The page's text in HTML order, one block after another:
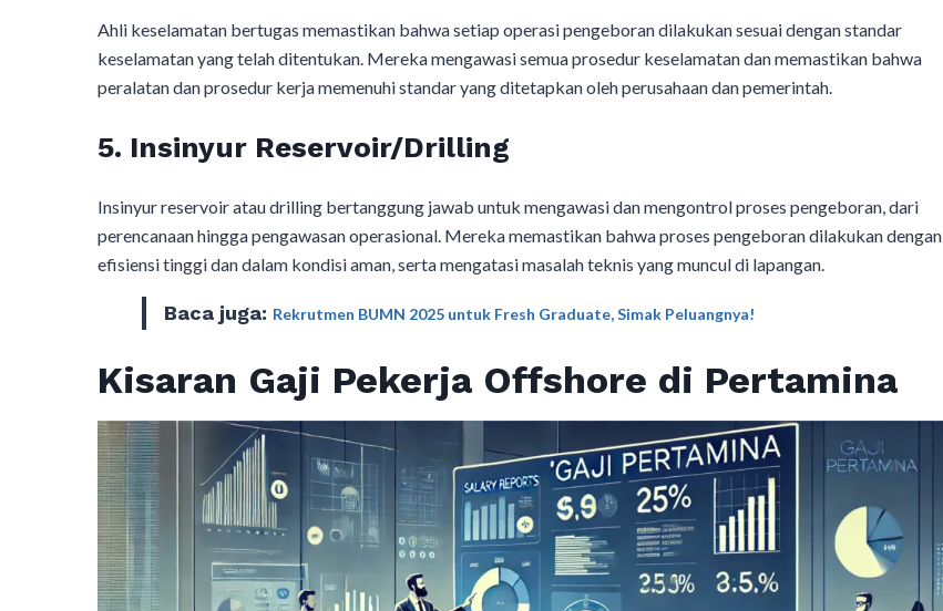
Ahli keselamatan bertugas memastikan bahwa setiap operasi pengeboran dilakukan sesuai dengan standar
keselamatan yang telah ditentukan. Mereka mengawasi semua prosedur keselamatan dan memastikan bahwa
peralatan dan prosedur kerja memenuhi standar yang ditetapkan oleh perusahaan dan pemerintah.
5. Insinyur Reservoir/Drilling
Insinyur reservoir atau drilling bertanggung jawab untuk mengawasi dan mengontrol proses pengeboran, dari
perencanaan hingga pengawasan operasional. Mereka memastikan bahwa proses pengeboran dilakukan dengan
efisiensi tinggi dan dalam kondisi aman, serta mengatasi masalah teknis yang muncul di lapangan.
Baca juga: Rekrutmen BUMN 2025 untuk Fresh Graduate, Simak Peluangnya!
Kisaran Gaji Pekerja Offshore di Pertamina